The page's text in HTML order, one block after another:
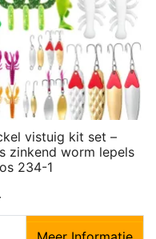
vistuig kit set –
zinkend worm lepels
234-1